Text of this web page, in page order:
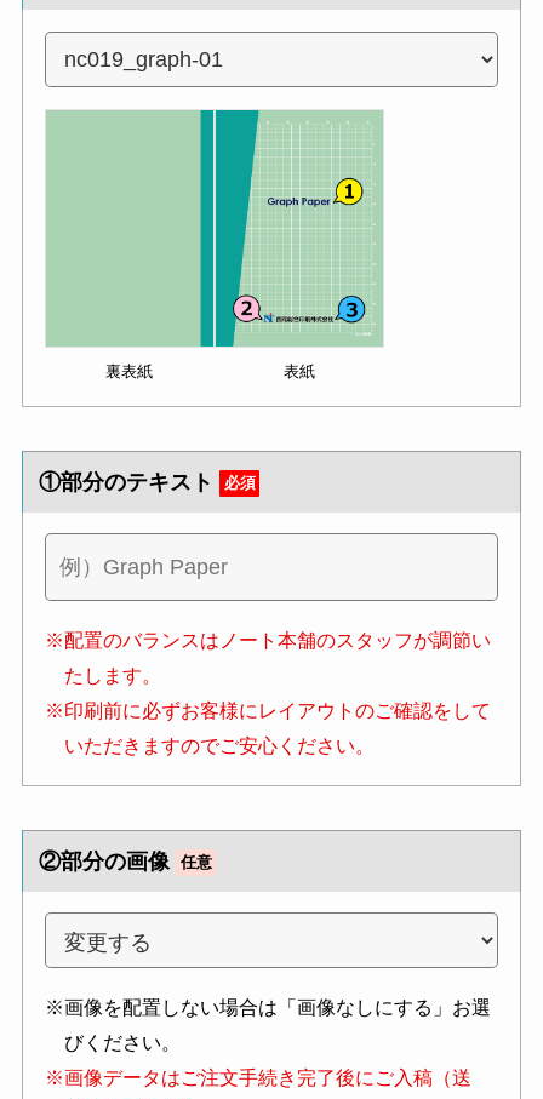
裏表紙 表紙
①部分のテキスト 必須
※配置のバランスはノート本舗のスタッフが調節い
たします。
※印刷前に必ずお客様にレイアウトのご確認をして
いただきますのでご安心ください。
②部分の画像 任意
※画像を配置しない場合は「画像なしにする」お選
びください。
※画像データはご注文手続き完了後にご入稿（送